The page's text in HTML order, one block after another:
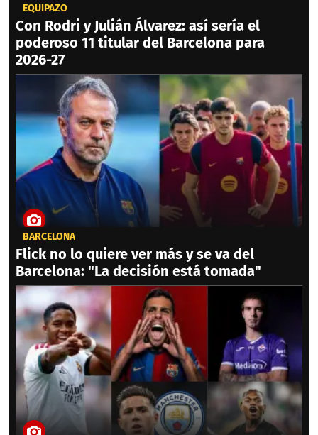
EQUIPAZO
Con Rodri y Julián Álvarez: así sería el
poderoso 11 titular del Barcelona para
2026-27
BARCELONA
Flick no lo quiere ver más y se va del
Barcelona: "La decisión está tomada"